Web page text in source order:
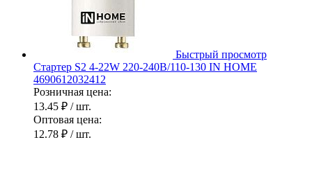
Быстрый просмотр
Стартер S2 4-22W 220-240В/110-130 IN HOME
4690612032412
Розничная цена:
13.45 ₽ / шт.
Оптовая цена:
12.78 ₽ / шт.